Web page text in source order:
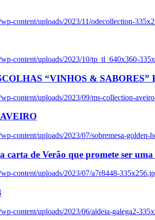
content/uploads/2023/11/odecollection-
content/uploads/2023/10/tp_tl_640x360-
“VINHOS &
content/uploads/2023/09/ms-collection-
content/uploads/2023/07/sobremesa-golden-
carta de Verão que promete ser uma
content/uploads/2023/07/a7r8448-
content/uploads/2023/06/aldeia-galega2-